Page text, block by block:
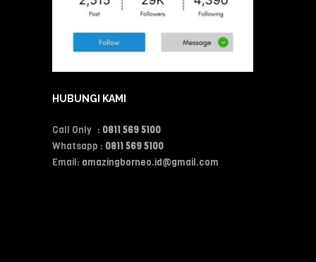
HUBUNGI KAMI
Call Only : 0811 569 5100
Whatsapp : 0811 569 5100
Email: amazingborneo.id@gmail.com